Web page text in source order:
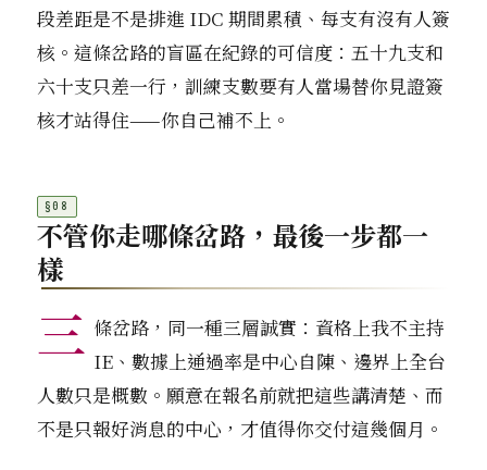
段差距是不是排進 IDC 期間累積、每支有沒有人簽
核。這條岔路的盲區在紀錄的可信度：五十九支和
六十支只差一行，訓練支數要有人當場替你見證簽
核才站得住——你自己補不上。
不管你走哪條岔路，最後一步都一
樣
三 條岔路，同一種三層誠實：資格上我不主持
IE、數據上通過率是中心自陳、邊界上全台
人數只是概數。願意在報名前就把這些講清楚、而
不是只報好消息的中心，才值得你交付這幾個月。